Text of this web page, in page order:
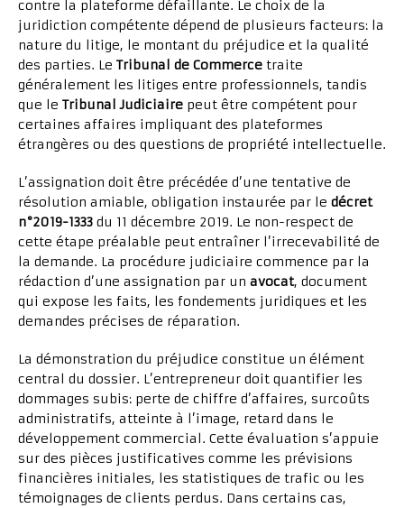
contre la plateforme défaillante. Le choix de la
juridiction compétente dépend de plusieurs facteurs: la
nature du litige, le montant du préjudice et la qualité
des parties. Le Tribunal de Commerce traite
généralement les litiges entre professionnels, tandis
que le Tribunal Judiciaire peut être compétent pour
certaines affaires impliquant des plateformes
étrangères ou des questions de propriété intellectuelle.
L’assignation doit être précédée d’une tentative de
résolution amiable, obligation instaurée par le décret
n°2019-1333 du 11 décembre 2019. Le non-respect de
cette étape préalable peut entraîner l’irrecevabilité de
la demande. La procédure judiciaire commence par la
rédaction d’une assignation par un avocat, document
qui expose les faits, les fondements juridiques et les
demandes précises de réparation.
La démonstration du préjudice constitue un élément
central du dossier. L’entrepreneur doit quantifier les
dommages subis: perte de chiffre d’affaires, surcoûts
administratifs, atteinte à l’image, retard dans le
développement commercial. Cette évaluation s’appuie
sur des pièces justificatives comme les prévisions
financières initiales, les statistiques de trafic ou les
témoignages de clients perdus. Dans certains cas,